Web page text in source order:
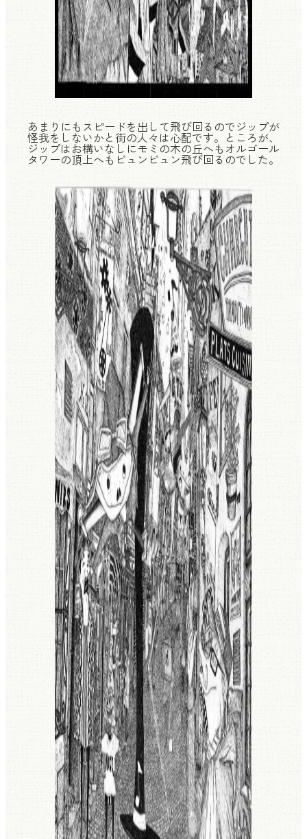
あまりにもスピードを出して飛び回るのでジップが
怪我をしないかと街の人々は心配です。ところが、
ジップはお構いなしにモミの木の丘へもオルゴール
タワーの頂上へもビュンビュン飛び回るのでした。